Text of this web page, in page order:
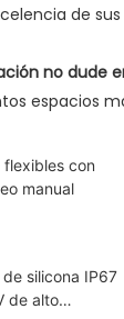
de
no dude
espacios
flexibles con
manual
silicona IP67
de alto